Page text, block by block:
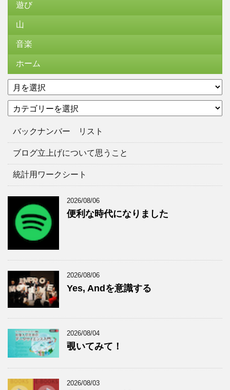
遊び
山
音楽
ホーム
ア
ー
イ
テ
リ
バックナンバー リスト
ブログ立上げについて思うこと
統計用ワークシート
2026/08/06
便利な時代になりました
2026/08/06
Yes, Andを意識する
2026/08/04
覗いてみて！
2026/08/03